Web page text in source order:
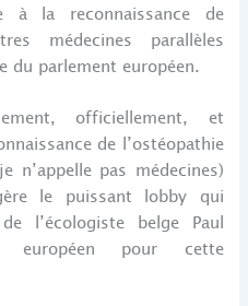
à la reconnaissance de
médecines parallèles
du parlement européen.
officiellement, et
de l’ostéopathie
n’appelle pas médecines)
le puissant lobby qui
l’écologiste belge Paul
européen pour cette